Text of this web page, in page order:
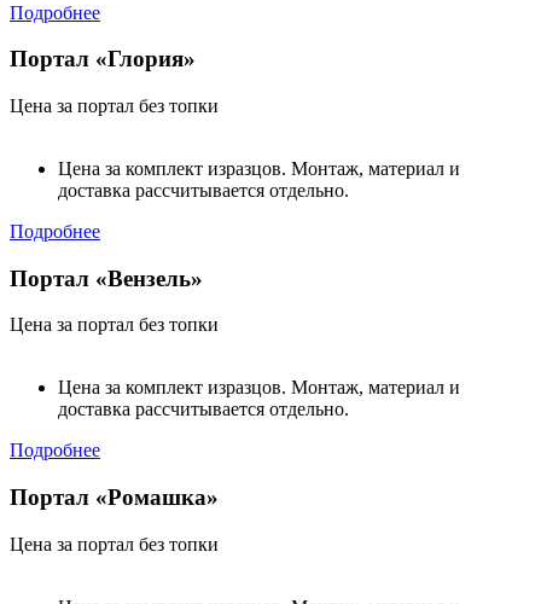
Подробнее
Портал «Глория»
Цена за портал без топки
Цена за комплект изразцов. Монтаж, материал и
доставка рассчитывается отдельно.
Подробнее
Портал «Вензель»
Цена за портал без топки
Цена за комплект изразцов. Монтаж, материал и
доставка рассчитывается отдельно.
Подробнее
Портал «Ромашка»
Цена за портал без топки